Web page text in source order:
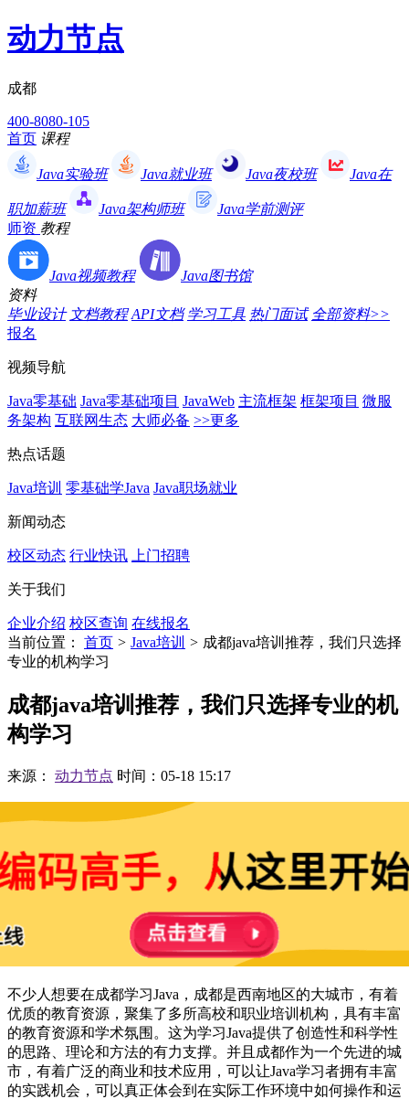
动力节点
成都
400-8080-105
首页 课程
Java实验班 Java就业班 Java夜校班 Java在
职加薪班 Java架构师班
Java学前测评
师资 教程
Java视频教程
Java图书馆
资料
毕业设计 文档教程 API文档 学习工具 热门面试 全部资料>>
报名
视频导航
Java零基础 Java零基础项目 JavaWeb 主流框架 框架项目 微服
务架构 互联网生态 大师必备 >>更多
热点话题
Java培训 零基础学Java Java职场就业
新闻动态
校区动态 行业快讯 上门招聘
关于我们
企业介绍 校区查询 在线报名
当前位置：
首页 > Java培训 > 成都java培训推荐，我们只选择
专业的机构学习
成都java培训推荐，我们只选择专业的机
构学习
来源： 动力节点 时间：05-18 15:17
不少人想要在成都学习Java，成都是西南地区的大城市，有着
优质的教育资源，聚集了多所高校和职业培训机构，具有丰富
的教育资源和学术氛围。这为学习Java提供了创造性和科学性
的思路、理论和方法的有力支撑。并且成都作为一个先进的城
市，有着广泛的商业和技术应用，可以让Java学习者拥有丰富
的实践机会，可以真正体会到在实际工作环境中如何操作和运